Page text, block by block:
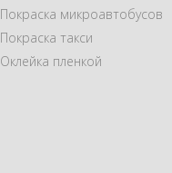
Покраска микроавтобусов
Покраска такси
Оклейка пленкой